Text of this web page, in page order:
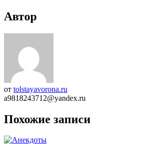
Автор
от tolstayavorona.ru
a9818243712@yandex.ru
Похожие записи